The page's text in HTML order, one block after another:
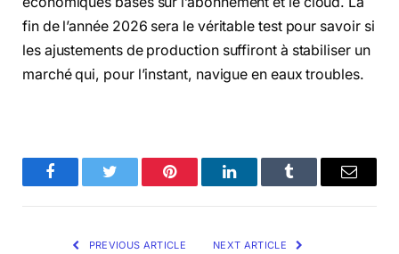
fin de l’année 2026 sera le véritable test pour savoir si
les ajustements de production suffiront à stabiliser un
marché qui, pour l’instant, navigue en eaux troubles.
FacebookTwitter Pinterest LinkedInTumblr Email
PREVIOUS ARTICLE NEXT ARTICLE